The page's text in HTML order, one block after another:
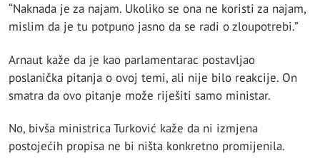
“Naknada je za najam. Ukoliko se ona ne koristi za najam,
mislim da je tu potpuno jasno da se radi o zloupotrebi.”
Arnaut kaže da je kao parlamentarac postavljao
poslanička pitanja o ovoj temi, ali nije bilo reakcije. On
smatra da ovo pitanje može riješiti samo ministar.
No, bivša ministrica Turković kaže da ni izmjena
postojećih propisa ne bi ništa konkretno promijenila.